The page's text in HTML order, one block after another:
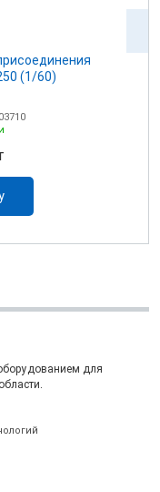
(1/60)
для